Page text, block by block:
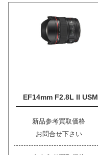
EF14mm F2.8L II USM
新品参考買取価格
お問合せ下さい